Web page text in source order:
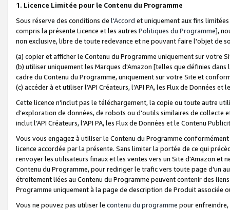
1. Licence Limitée pour le Contenu du Programme
Sous réserve des conditions de l'Accord et uniquement aux fins
compris la présente Licence et les autres Politiques du Programme],
non exclusive, libre de toute redevance et ne pouvant faire l'objet de
(a) copier et afficher le Contenu du Programme uniquement sur votre
(b) utiliser uniquement les Marques d'Amazon [telles que définies dans
cadre du Contenu du Programme, uniquement sur votre Site et
(c) accéder à et utiliser l’API Créateurs, l’API PA, les Flux de Données
Cette licence n'inclut pas le téléchargement, la copie ou toute autre
d’exploration de données, de robots ou d’outils similaires de
inclut l’API Créateurs, l’API PA, les Flux de Données et le Contenu
Vous vous engagez à utiliser le Contenu du Programme
licence accordée par la présente. Sans limiter la portée de ce qui
renvoyer les utilisateurs finaux et les ventes vers un Site d'Amazon et
Contenu du Programme, pour rediriger le trafic vers toute page d'un
étroitement liées au Contenu du Programme peuvent contenir des
Programme uniquement à la page de description de Produit associée
Vous ne pouvez pas utiliser le contenu du programme pour